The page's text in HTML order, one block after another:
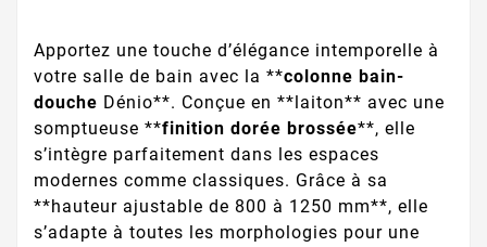
Apportez une touche d’élégance intemporelle à
votre salle de bain avec la **colonne bain-
douche Dénio**. Conçue en **laiton** avec une
somptueuse **finition dorée brossée**, elle
s’intègre parfaitement dans les espaces
modernes comme classiques. Grâce à sa
**hauteur ajustable de 800 à 1250 mm**, elle
s’adapte à toutes les morphologies pour une